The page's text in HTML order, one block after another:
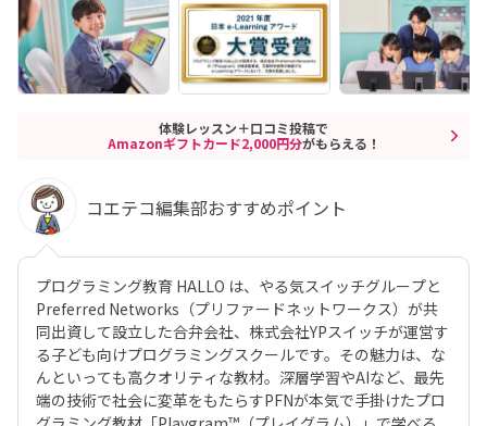
体験レッスン＋口コミ投稿で
Amazonギフトカード2,000円分がもらえる！
コエテコ編集部おすすめポイント
プログラミング教育 HALLO は、やる気スイッチグループと
Preferred Networks（プリファードネットワークス）が共
同出資して設立した合弁会社、株式会社YPスイッチが運営す
る子ども向けプログラミングスクールです。その魅力は、な
んといっても高クオリティな教材。深層学習やAIなど、最先
端の技術で社会に変革をもたらすPFNが本気で手掛けたプロ